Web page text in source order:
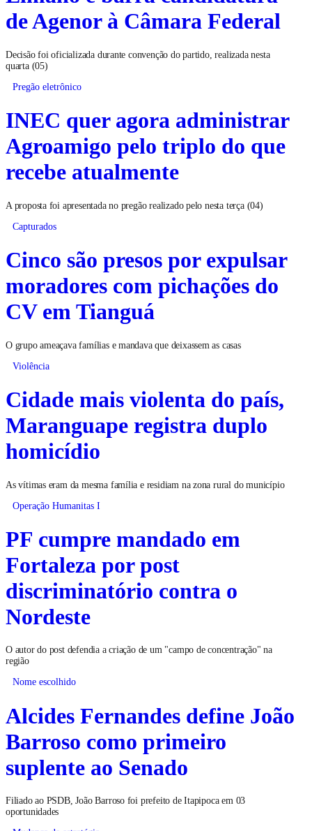
de Agenor à Câmara Federal
Decisão foi oficializada durante convenção do partido, realizada nesta
quarta (05)
Pregão eletrônico
INEC quer agora administrar
Agroamigo pelo triplo do que
recebe atualmente
A proposta foi apresentada no pregão realizado pelo nesta terça (04)
Capturados
Cinco são presos por expulsar
moradores com pichações do
CV em Tianguá
O grupo ameaçava famílias e mandava que deixassem as casas
Violência
Cidade mais violenta do país,
Maranguape registra duplo
homicídio
As vítimas eram da mesma família e residiam na zona rural do município
Operação Humanitas I
PF cumpre mandado em
Fortaleza por post
discriminatório contra o
Nordeste
O autor do post defendia a criação de um "campo de concentração" na
região
Nome escolhido
Alcides Fernandes define João
Barroso como primeiro
suplente ao Senado
Filiado ao PSDB, João Barroso foi prefeito de Itapipoca em 03
oportunidades